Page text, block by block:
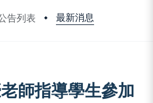
告列表 最新消息
老師指導學生參加